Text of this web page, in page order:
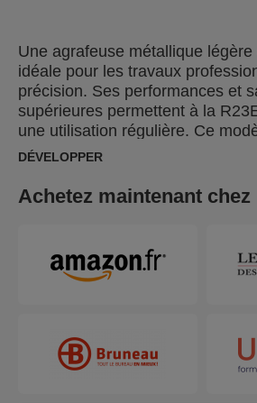
Une agrafeuse métallique
idéale pour les travaux
précision. Ses performances et
supérieures permettent à la
une utilisation régulière. Ce
les petites mains et peut être
d'ameublements ou la pose de
DÉVELOPPER
Achetez maintenant chez